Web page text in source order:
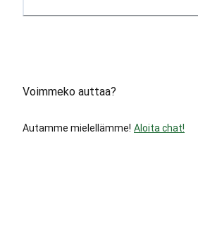
Voimmeko auttaa?
Autamme mielellämme! Aloita chat!